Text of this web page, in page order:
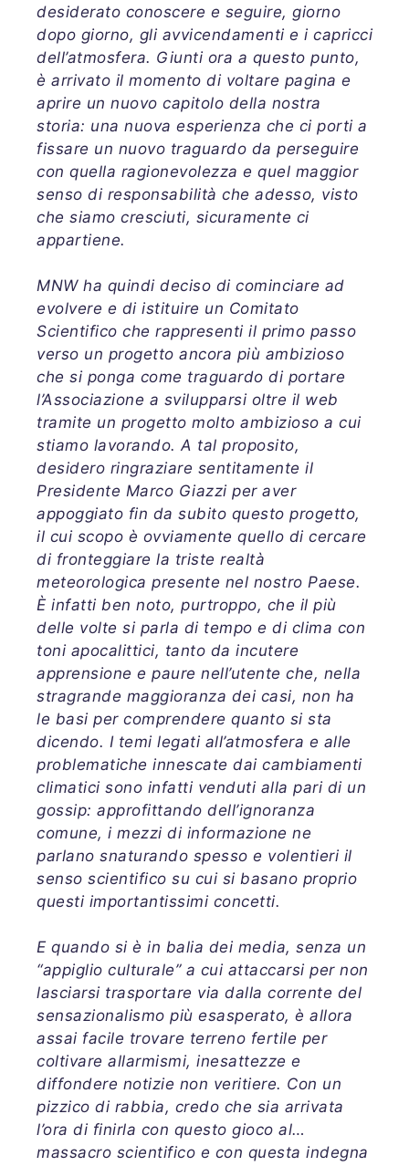
desiderato conoscere e seguire, giorno
dopo giorno, gli avvicendamenti e i capricci
dell’atmosfera. Giunti ora a questo punto,
è arrivato il momento di voltare pagina e
aprire un nuovo capitolo della nostra
storia: una nuova esperienza che ci porti a
fissare un nuovo traguardo da perseguire
con quella ragionevolezza e quel maggior
senso di responsabilità che adesso, visto
che siamo cresciuti, sicuramente ci
appartiene.
MNW ha quindi deciso di cominciare ad
evolvere e di istituire un Comitato
Scientifico che rappresenti il primo passo
verso un progetto ancora più ambizioso
che si ponga come traguardo di portare
l’Associazione a svilupparsi oltre il web
tramite un progetto molto ambizioso a cui
stiamo lavorando. A tal proposito,
desidero ringraziare sentitamente il
Presidente Marco Giazzi per aver
appoggiato fin da subito questo progetto,
il cui scopo è ovviamente quello di cercare
di fronteggiare la triste realtà
meteorologica presente nel nostro Paese.
È infatti ben noto, purtroppo, che il più
delle volte si parla di tempo e di clima con
toni apocalittici, tanto da incutere
apprensione e paure nell’utente che, nella
stragrande maggioranza dei casi, non ha
le basi per comprendere quanto si sta
dicendo. I temi legati all’atmosfera e alle
problematiche innescate dai cambiamenti
climatici sono infatti venduti alla pari di un
gossip: approfittando dell’ignoranza
comune, i mezzi di informazione ne
parlano snaturando spesso e volentieri il
senso scientifico su cui si basano proprio
questi importantissimi concetti.
E quando si è in balia dei media, senza un
“appiglio culturale” a cui attaccarsi per non
lasciarsi trasportare via dalla corrente del
sensazionalismo più esasperato, è allora
assai facile trovare terreno fertile per
coltivare allarmismi, inesattezze e
diffondere notizie non veritiere. Con un
pizzico di rabbia, credo che sia arrivata
l’ora di finirla con questo gioco al…
massacro scientifico e con questa indegna